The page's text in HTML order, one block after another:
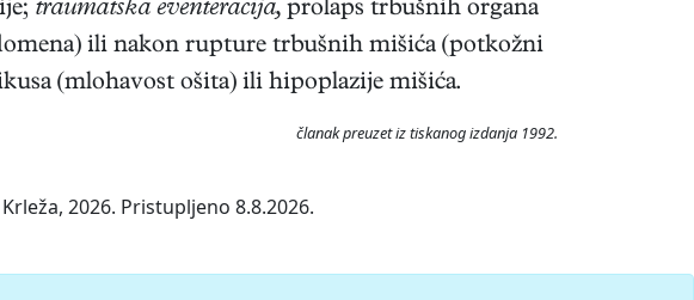
traumatska eventeracija, prolaps trbušnih organa
ili nakon rupture trbušnih mišića (potkožni
(mlohavost ošita) ili hipoplazije mišića.
članak preuzet iz tiskanog izdanja 1992.
2026. Pristupljeno 8.8.2026.